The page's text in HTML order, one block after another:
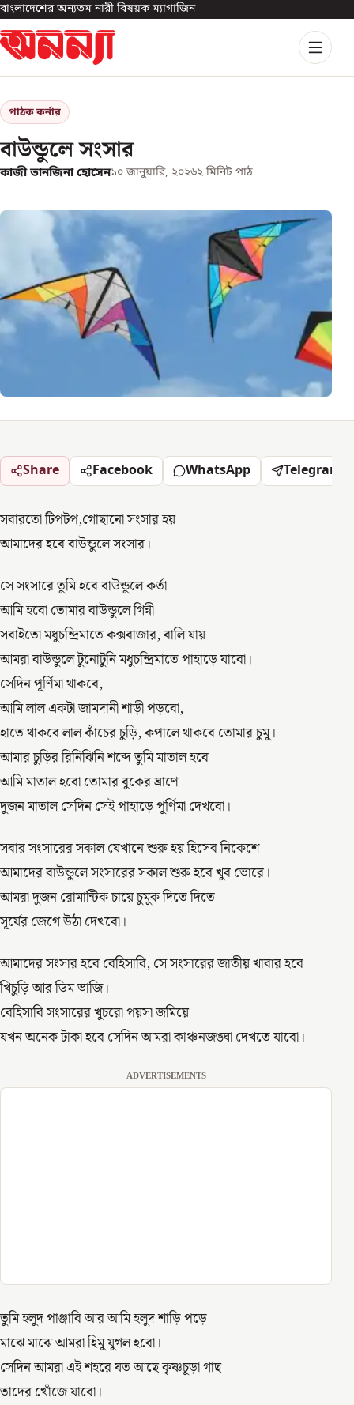
বাংলাদেশের অন্যতম নারী বিষয়ক ম্যাগাজিন
পাঠক কর্নার
বাউন্ডুলে সংসার
কাজী তানজিনা হোসেন১০ জানুয়ারি, ২০২৬২ মিনিট পাঠ
Share Facebook WhatsApp Telegram
সবারতো টিপটপ,গোছানো সংসার হয়
আমাদের হবে বাউন্ডুলে সংসার।
সে সংসারে তুমি হবে বাউন্ডুলে কর্তা
আমি হবো তোমার বাউন্ডুলে গিন্নী
সবাইতো মধুচন্দ্রিমাতে কক্সবাজার, বালি যায়
আমরা বাউন্ডুলে টুনোটুনি মধুচন্দ্রিমাতে পাহাড়ে যাবো।
সেদিন পূর্ণিমা থাকবে,
আমি লাল একটা জামদানী শাড়ী পড়বো,
হাতে থাকবে লাল কাঁচের চুড়ি, কপালে থাকবে তোমার চুমু।
আমার চুড়ির রিনিঝিনি শব্দে তুমি মাতাল হবে
আমি মাতাল হবো তোমার বুকের ঘ্রাণে
দুজন মাতাল সেদিন সেই পাহাড়ে পূর্ণিমা দেখবো।
সবার সংসারের সকাল যেখানে শুরু হয় হিসেব নিকেশে
আমাদের বাউন্ডুলে সংসারের সকাল শুরু হবে খুব ভোরে।
আমরা দুজন রোমান্টিক চায়ে চুমুক দিতে দিতে
সূর্যের জেগে উঠা দেখবো।
আমাদের সংসার হবে বেহিসাবি, সে সংসারের জাতীয় খাবার হবে
খিচুড়ি আর ডিম ভাজি।
বেহিসাবি সংসারের খুচরো পয়সা জমিয়ে
যখন অনেক টাকা হবে সেদিন আমরা কাঞ্চনজঙ্ঘা দেখতে যাবো।
ADVERTISEMENTS
তুমি হলুদ পাঞ্জাবি আর আমি হলুদ শাড়ি পড়ে
মাঝে মাঝে আমরা হিমু যুগল হবো।
সেদিন আমরা এই শহরে যত আছে কৃষ্ণচূড়া গাছ
তাদের খোঁজে যাবো।